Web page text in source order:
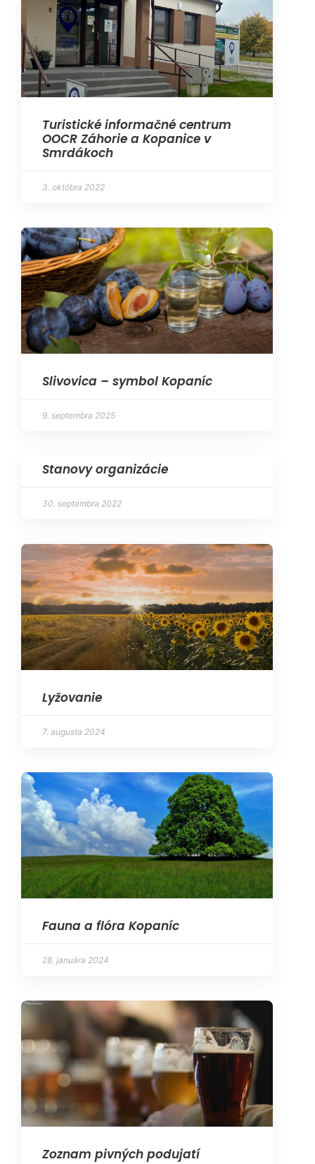
Turistické informačné centrum
OOCR Záhorie a Kopanice v
Smrdákoch
3. októbra 2022
Slivovica – symbol Kopaníc
9. septembra 2025
Stanovy organizácie
30. septembra 2022
Lyžovanie
7. augusta 2024
Fauna a flóra Kopaníc
28. januára 2024
Zoznam pivných podujatí